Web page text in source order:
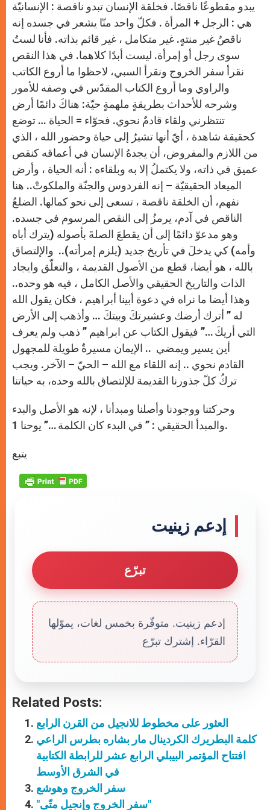
يبدو مقطوعًا ناقصًا. فخلقة الإنسان تبدو ناقصة : الإنسانيّة
هي : الرجل + المرأة . فكلّ واحد منّا يشعر في جسده إنه
ناقصٌ غير منتهٍ. غير متكامل ، غير قائم بذاته. فأنا لستُ
سوى رجل أو إمرأة. ليست أبدًا كلاهما. في هذا النقص
نقرأ سفر الخروج ونقرأ السبي، لاحظوا ما أروع الكاتب
والراوي وما أروع الكتاب المقدّس في وصفه للأمور
وشرحه للأحداث بطريقةٍ ملهمةٍ حيّة: هناكَ دائمًا أرض
تنتظرني ولقاء قادمٌ نحوي. فحوّاء = الحياة … توضع
كحقيقة شاهدة ، أيّ أنها تشيرُ إلى حياة وحضور الله ، الذي
من اللازم والمفروض، أن يجدهُ الإنسان في أعماقه كنقص
عميق في ذاته، ولا يكتملُ إلا به وبلقاءه : أنه الحياة ، وأرض
الميعاد الحقيقيّة – إنه الفردوس والجنّة والملكوتْ.. هنا
نفهم، أن الخلقة ناقصة ، تسعى إلى نحو كمالها. الضلعُ
الناقص في آدم، يرمزُ إلى النقص المرسوم في جسده.
وهو مدعوّ دائمًا إلى أن يقطعَ الصلةَ بأصوله (يترك أباه
وأمه) كي يدخلَ في تأريخ جديد (يلزم إمرأته).. والإلتصاق
بالله ، هو أيضا، قطع من الأصول القديمة ، والتعلّق وايجاد
الذات والتاريخ الحقيقي والأصل الكامل ، فيه هو وحده..
وهذا أيضا ما نراه في دعوة أبينا أبراهيم ، فكان يقول الله
له ” أترك أرضك وعشيرتكَ وبيتكَ … وأذهب إلى الأرض
التي أريكَ …” فيقول الكتاب عن ابراهيم ” ذهب ولم يعرف
أين يسير ويمضي .. الإيمان مسيرةٌ طويلة للمجهول
القادم نحوي .. إنه اللقاء مع الله – الحيّ – الآخر. ويجب
تركُ كلّ جذورنا القديمة للإلتصاق بالله وحده، به حياتنا
وحركتنا ووجودنا وأصلنا ومبدأنا ، لإنه هو الأصل والبدء
والمبدأ الحقيقي : ” في البدء كان الكلمة …” يوحنا 1.
يتبع
إدعم زينيت
تبرّع
إدعم زينيت. متوفّرة بخمس لغات، يموّلها
القرّاء. إشترك تبرّع
Related Posts:
العثور على مخطوط للانجيل من القرن الرابع
كلمة البطريرك الكردينال مار بشاره بطرس الراعي
افتتاح المؤتمر البيبلي الرابع عشر للرابطة الكتابية
في الشرق الأوسط
سفر الخروج وهوشع
"سفر الخروج وإنجيل متّى"